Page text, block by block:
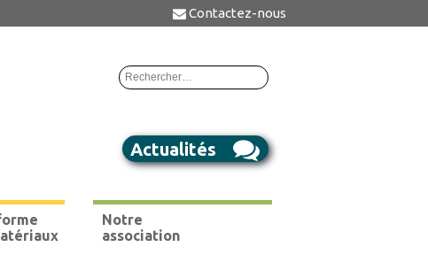
Contactez-nous
Rechercher :
Actualités
Notre
association